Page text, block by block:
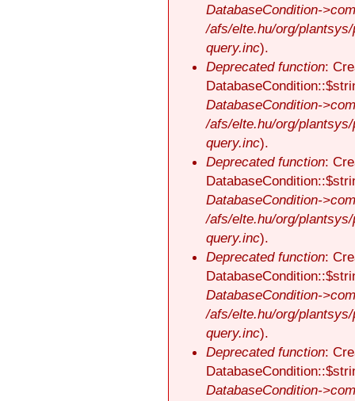
DatabaseCondition-
/afs/elte.hu/org/
query.inc).
Deprecated function:
DatabaseCondition-
/afs/elte.hu/org/
query.inc).
Deprecated function:
DatabaseCondition-
/afs/elte.hu/org/
query.inc).
Deprecated function:
DatabaseCondition-
/afs/elte.hu/org/
query.inc).
Deprecated function:
DatabaseCondition-